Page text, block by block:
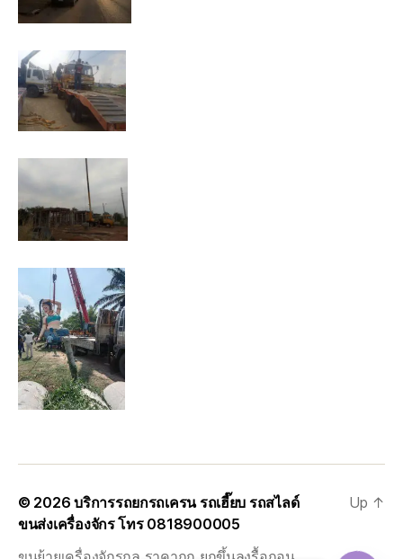
© 2026บริการรถยกรถเครน รถเฮี๊ยบ รถสไลด์
ขนส่งเครื่องจักร โทร 0818900005
Up ↑